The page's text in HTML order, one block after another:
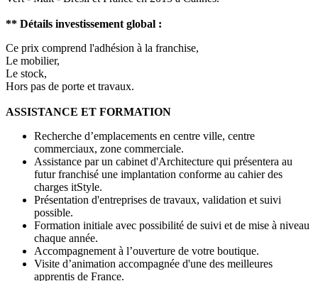
** Détails investissement global :
Ce prix comprend l'adhésion à la franchise,
Le mobilier,
Le stock,
Hors pas de porte et travaux.
ASSISTANCE ET FORMATION
Recherche d’emplacements en centre ville, centre
commerciaux, zone commerciale.
Assistance par un cabinet d'Architecture qui présentera au
futur franchisé une implantation conforme au cahier des
charges itStyle.
Présentation d'entreprises de travaux, validation et suivi
possible.
Formation initiale avec possibilité de suivi et de mise à niveau
chaque année.
Accompagnement à l’ouverture de votre boutique.
Visite d’animation accompagnée d'une des meilleures
apprentis de France.